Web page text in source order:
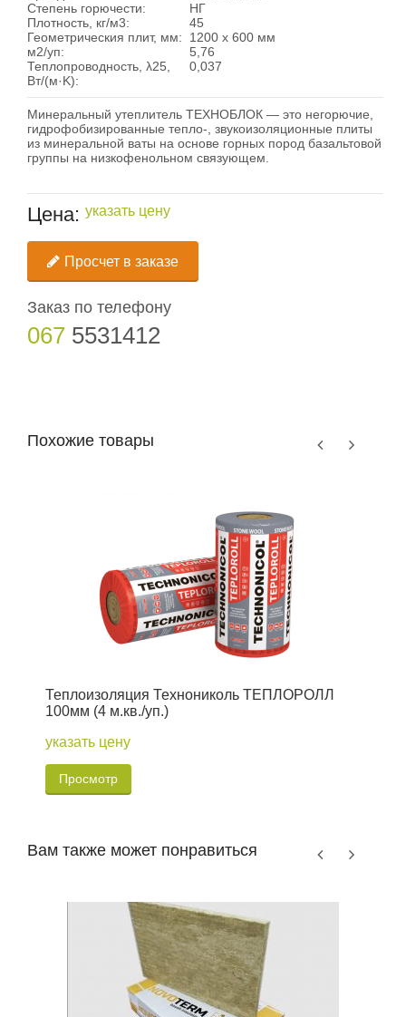
Степень горючести:
НГ
Плотность, кг/м3:
45
Геометрическия плит, мм:
1200 х 600 мм
м2/уп:
5,76
Теплопроводность, λ25,
Вт/(м·K):
0,037
Минеральный утеплитель ТЕХНОБЛОК — это негорючие,
гидрофобизированные тепло-, звукоизоляционные плиты
из минеральной ваты на основе горных пород базальтовой
группы на низкофенольном связующем.
Цена: указать цену
Просчет в заказе
Заказ по телефону
067 5531412
Похожие товары
Теплоизоляция Технониколь ТЕПЛОРОЛЛ
100мм (4 м.кв./уп.)
указать цену
Просмотр
Вам также может понравиться